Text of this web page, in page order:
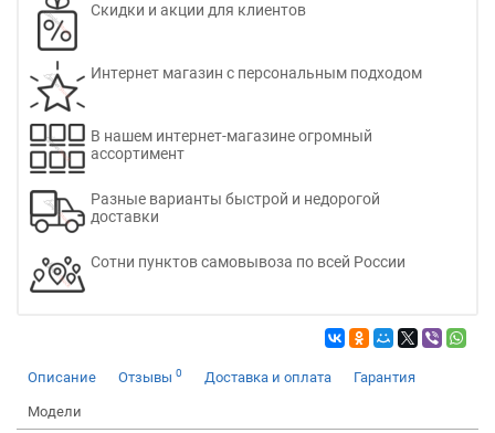
Скидки и акции для клиентов
Интернет магазин с персональным подходом
В нашем интернет-магазине огромный
ассортимент
Разные варианты быстрой и недорогой
доставки
Сотни пунктов самовывоза по всей России
Описание Отзывы 0 Доставка и оплата Гарантия
Модели